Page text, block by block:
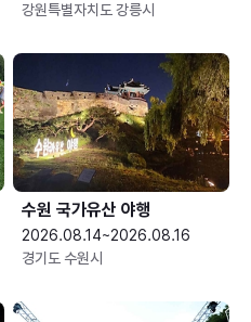
강원특별자치도 강릉시
수원 국가유산 야행
2026.08.14~2026.08.16
경기도 수원시